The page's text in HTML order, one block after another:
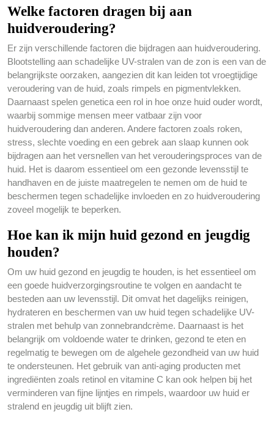
Welke factoren dragen bij aan
huidveroudering?
Er zijn verschillende factoren die bijdragen aan huidveroudering.
Blootstelling aan schadelijke UV-stralen van de zon is een van de
belangrijkste oorzaken, aangezien dit kan leiden tot vroegtijdige
veroudering van de huid, zoals rimpels en pigmentvlekken.
Daarnaast spelen genetica een rol in hoe onze huid ouder wordt,
waarbij sommige mensen meer vatbaar zijn voor
huidveroudering dan anderen. Andere factoren zoals roken,
stress, slechte voeding en een gebrek aan slaap kunnen ook
bijdragen aan het versnellen van het verouderingsproces van de
huid. Het is daarom essentieel om een gezonde levensstijl te
handhaven en de juiste maatregelen te nemen om de huid te
beschermen tegen schadelijke invloeden en zo huidveroudering
zoveel mogelijk te beperken.
Hoe kan ik mijn huid gezond en jeugdig
houden?
Om uw huid gezond en jeugdig te houden, is het essentieel om
een goede huidverzorgingsroutine te volgen en aandacht te
besteden aan uw levensstijl. Dit omvat het dagelijks reinigen,
hydrateren en beschermen van uw huid tegen schadelijke UV-
stralen met behulp van zonnebrandcrème. Daarnaast is het
belangrijk om voldoende water te drinken, gezond te eten en
regelmatig te bewegen om de algehele gezondheid van uw huid
te ondersteunen. Het gebruik van anti-aging producten met
ingrediënten zoals retinol en vitamine C kan ook helpen bij het
verminderen van fijne lijntjes en rimpels, waardoor uw huid er
stralend en jeugdig uit blijft zien.